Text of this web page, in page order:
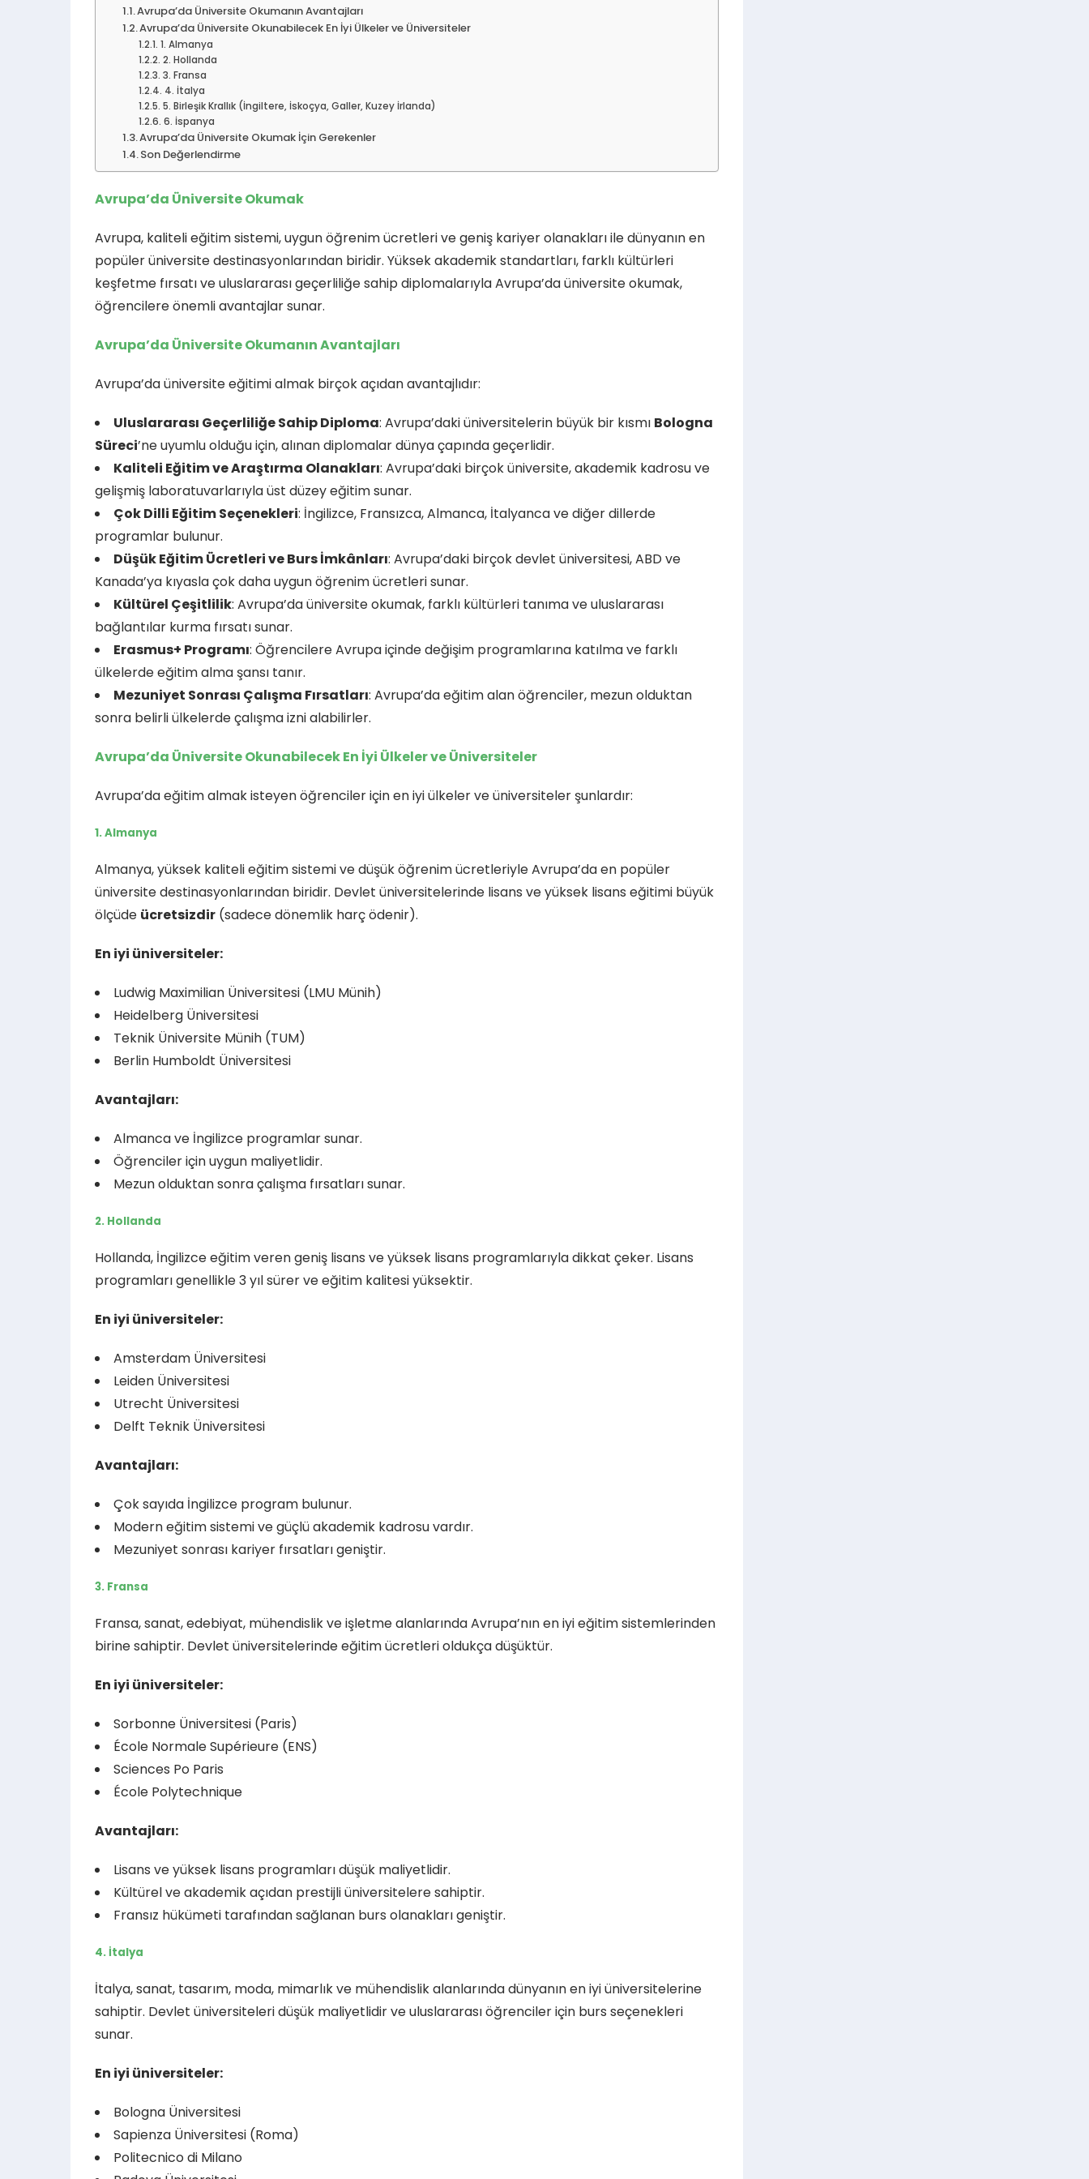
Avrupa’da Üniversite Okumanın Avantajları
Avrupa’da Üniversite Okunabilecek En İyi Ülkeler ve Üniversiteler
1. Almanya
2. Hollanda
3. Fransa
4. İtalya
5. Birleşik Krallık (İngiltere, İskoçya, Galler, Kuzey İrlanda)
6. İspanya
Avrupa’da Üniversite Okumak İçin Gerekenler
Son Değerlendirme
Avrupa’da Üniversite Okumak
Avrupa, kaliteli eğitim sistemi, uygun öğrenim ücretleri ve geniş kariyer olanakları ile dünyanın en
popüler üniversite destinasyonlarından biridir. Yüksek akademik standartları, farklı kültürleri
keşfetme fırsatı ve uluslararası geçerliliğe sahip diplomalarıyla Avrupa’da üniversite okumak,
öğrencilere önemli avantajlar sunar.
Avrupa’da Üniversite Okumanın Avantajları
Avrupa’da üniversite eğitimi almak birçok açıdan avantajlıdır:
Uluslararası Geçerliliğe Sahip Diploma: Avrupa’daki üniversitelerin büyük bir kısmı Bologna
Süreci’ne uyumlu olduğu için, alınan diplomalar dünya çapında geçerlidir.
Kaliteli Eğitim ve Araştırma Olanakları: Avrupa’daki birçok üniversite, akademik kadrosu ve
gelişmiş laboratuvarlarıyla üst düzey eğitim sunar.
Çok Dilli Eğitim Seçenekleri: İngilizce, Fransızca, Almanca, İtalyanca ve diğer dillerde
programlar bulunur.
Düşük Eğitim Ücretleri ve Burs İmkânları: Avrupa’daki birçok devlet üniversitesi, ABD ve
Kanada’ya kıyasla çok daha uygun öğrenim ücretleri sunar.
Kültürel Çeşitlilik: Avrupa’da üniversite okumak, farklı kültürleri tanıma ve uluslararası
bağlantılar kurma fırsatı sunar.
Erasmus+ Programı: Öğrencilere Avrupa içinde değişim programlarına katılma ve farklı
ülkelerde eğitim alma şansı tanır.
Mezuniyet Sonrası Çalışma Fırsatları: Avrupa’da eğitim alan öğrenciler, mezun olduktan
sonra belirli ülkelerde çalışma izni alabilirler.
Avrupa’da Üniversite Okunabilecek En İyi Ülkeler ve Üniversiteler
Avrupa’da eğitim almak isteyen öğrenciler için en iyi ülkeler ve üniversiteler şunlardır:
1. Almanya
Almanya, yüksek kaliteli eğitim sistemi ve düşük öğrenim ücretleriyle Avrupa’da en popüler
üniversite destinasyonlarından biridir. Devlet üniversitelerinde lisans ve yüksek lisans eğitimi büyük
ölçüde ücretsizdir (sadece dönemlik harç ödenir).
En iyi üniversiteler:
Ludwig Maximilian Üniversitesi (LMU Münih)
Heidelberg Üniversitesi
Teknik Üniversite Münih (TUM)
Berlin Humboldt Üniversitesi
Avantajları:
Almanca ve İngilizce programlar sunar.
Öğrenciler için uygun maliyetlidir.
Mezun olduktan sonra çalışma fırsatları sunar.
2. Hollanda
Hollanda, İngilizce eğitim veren geniş lisans ve yüksek lisans programlarıyla dikkat çeker. Lisans
programları genellikle 3 yıl sürer ve eğitim kalitesi yüksektir.
En iyi üniversiteler:
Amsterdam Üniversitesi
Leiden Üniversitesi
Utrecht Üniversitesi
Delft Teknik Üniversitesi
Avantajları:
Çok sayıda İngilizce program bulunur.
Modern eğitim sistemi ve güçlü akademik kadrosu vardır.
Mezuniyet sonrası kariyer fırsatları geniştir.
3. Fransa
Fransa, sanat, edebiyat, mühendislik ve işletme alanlarında Avrupa’nın en iyi eğitim sistemlerinden
birine sahiptir. Devlet üniversitelerinde eğitim ücretleri oldukça düşüktür.
En iyi üniversiteler:
Sorbonne Üniversitesi (Paris)
École Normale Supérieure (ENS)
Sciences Po Paris
École Polytechnique
Avantajları:
Lisans ve yüksek lisans programları düşük maliyetlidir.
Kültürel ve akademik açıdan prestijli üniversitelere sahiptir.
Fransız hükümeti tarafından sağlanan burs olanakları geniştir.
4. İtalya
İtalya, sanat, tasarım, moda, mimarlık ve mühendislik alanlarında dünyanın en iyi üniversitelerine
sahiptir. Devlet üniversiteleri düşük maliyetlidir ve uluslararası öğrenciler için burs seçenekleri
sunar.
En iyi üniversiteler:
Bologna Üniversitesi
Sapienza Üniversitesi (Roma)
Politecnico di Milano